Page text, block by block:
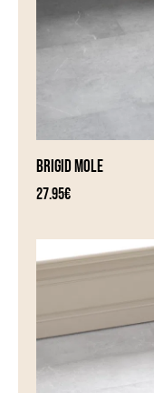
BRIGID MOLE
27.95€